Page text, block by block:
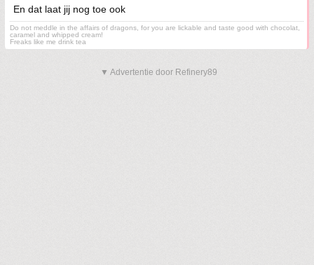
En dat laat jij nog toe ook
Do not meddle in the affairs of dragons, for you are lickable and taste good with chocolat,
caramel and whipped cream!
Freaks like me drink tea
▼ Advertentie door Refinery89